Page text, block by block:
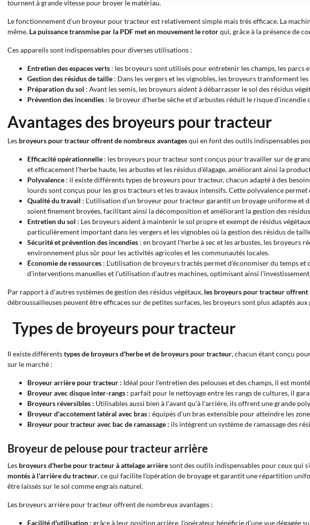
tournent à grande vitesse pour broyer le matériau.
Le fonctionnement d'un broyeur pour tracteur est relativement simple mais très efficace. La
même. La puissance transmise par la PDF met en mouvement le rotorqui, grâce à la présence de
Ces appareils sont indispensables pour diverses utilisations :
Entretien des espaces verts : les broyeurs sont utilisés pour entretenir les champs, les parcs
Gestion des résidus de taille : Dans les vergers et les vignobles, les broyeurs transforment
Préparation du sol : Avant les semis, les broyeurs aident à débarrasser le sol des résidus
Prévention des incendies : le broyeur d'herbe sèche et d'arbustes réduit le risque d'incendie
Avantages des broyeurs pour tracteur
Les broyeurs pour tracteuroffrent de nombreux avantagesqui en font des outils indispensables
Efficacité opérationnelle : les broyeurs pour tracteur sont conçus pour travailler sur de
et efficacement l'herbe haute, les arbustes et les résidus d'élagage, améliorant ainsi la
Polyvalence : il existe différents types de broyeurs pour tracteur, chacun adapté à des
lourds sont conçus pour les gros tracteurs et les travaux intensifs. Cette polyvalence
Qualité du travail : L'utilisation d'un broyeur pour tracteur garantit un broyage uniforme et
soient finement broyées, facilitant ainsi la décomposition et améliorant la gestion des
Entretien du sol : Les broyeurs aident à maintenir le sol propre et exempt de résidus
particulièrement important dans les vergers et les vignobles où la gestion des résidus de
Sécurité et prévention des incendies : en broyant l'herbe à sec et les arbustes, les broyeurs
environnement plus sûr pour les activités agricoles et les communautés locales.
Économie de ressources : L'utilisation de broyeurs tractés permet d'économiser du temps et
d'interventions manuelles et l'utilisation d'autres machines, optimisant ainsi
Par rapport à d'autres systèmes de gestion des résidus végétaux, les broyeurs pour tracteur offrent
débroussailleuses peuvent être efficaces sur de petites surfaces, les broyeurs sont plus adaptés
Types de broyeurs pour tracteur
Il existe différentstypes de broyeurs d'herbe et de broyeurs pour tracteur, chacun étant conçu
sur le marché :
Broyeur arrière pour tracteur : Idéal pour l'entretien des pelouses et des champs, il est
Broyeur avec disque inter-rangs : parfait pour le nettoyage entre les rangs de cultures, il
Broyeurs réversibles : Utilisables aussi bien à l'avant qu'à l'arrière, ils offrent une grande
Broyeur d'accotement latéral avec bras : équipés d’un bras extensible pour atteindre les
Broyeur pour tracteur avec bac de ramassage : ils intègrent un système de ramassage des
Broyeur de pelouse pour tracteur arrière
Les broyeurs d'herbe pour tracteur à attelage arrièresont des outils indispensables pour ceux qui
montés à l'arrière du tracteur, ce qui facilite l'opération de broyage et garantit une répartition
être laissés sur le sol comme engrais naturel.
Les broyeurs arrière pour tracteur offrent de nombreux avantages :
Facilité d'utilisation : grâce à leur position arrière, l'opérateur bénéficie d'une vue dégagée